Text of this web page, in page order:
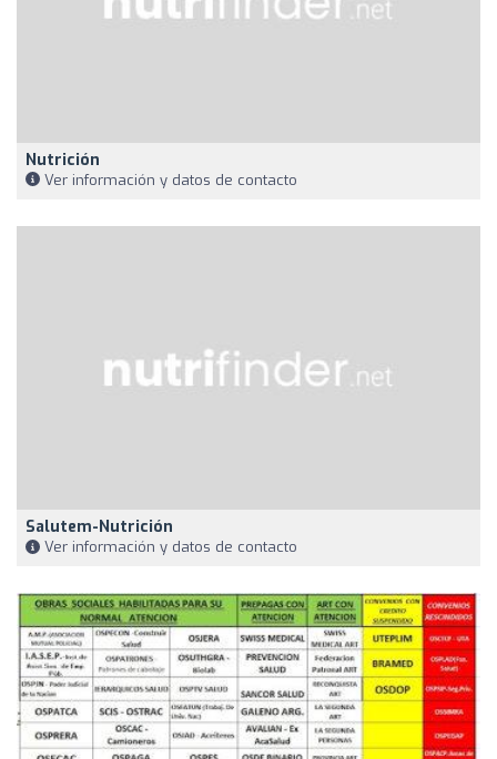
Nutrición
Ver información y datos de contacto
Salutem-Nutrición
Ver información y datos de contacto